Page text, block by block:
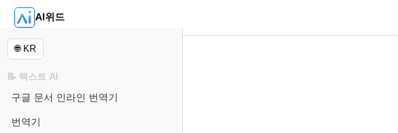
AI위드
🌐 KR
📝 텍스트 AI
구글 문서 인라인 번역기
번역기